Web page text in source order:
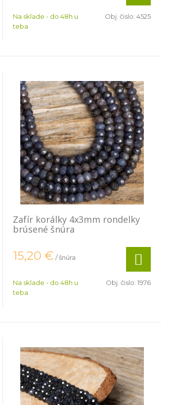
Na sklade - do 48h u
teba
Obj. čislo: 4525
Zafír korálky 4x3mm rondelky
brúsené šnúra
15,20 € / šnúra
Na sklade - do 48h u
teba
Obj. čislo: 1976